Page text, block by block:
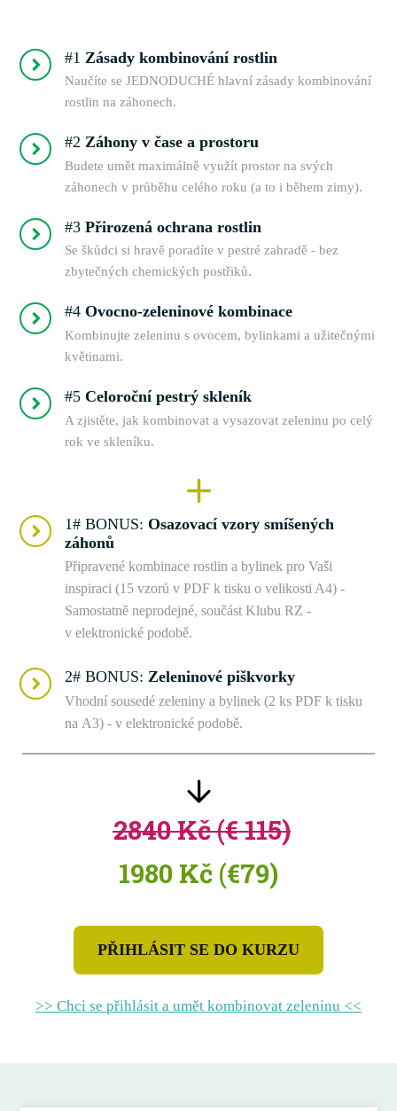
#1 Zásady kombinování rostlin
Naučíte se JEDNODUCHÉ hlavní zásady kombinování
rostlin na záhonech.
#2Záhony v čase a prostoru
Budete umět maximálně využít prostor na svých
záhonech v průběhu celého roku (a to i během zimy).
#3Přirozená ochrana rostlin
Se škůdci si hravě poradíte v pestré zahradě - bez
zbytečných chemických postřiků.
#4Ovocno-zeleninové kombinace
Kombinujte zeleninu s ovocem, bylinkami a užitečnými
květinami.
#5Celoroční pestrý skleník
A zjistěte, jak kombinovat a vysazovat zeleninu po celý
rok ve skleníku.
1# BONUS:Osazovací vzory smíšených
záhonů
Připravené kombinace rostlin a bylinek pro Vaši
inspiraci (15 vzorů v PDF k tisku o velikosti A4) -
Samostatně neprodejné, součást Klubu RZ -
v elektronické podobě.
2# BONUS:Zeleninové piškvorky
Vhodní sousedé zeleniny a bylinek (2 ks PDF k tisku
na A3) - v elektronické podobě.
2840 Kč (€ 115)
1980 Kč (€79)
PŘIHLÁSIT SE DO KURZU
>> Chci se přihlásit a umět kombinovat zeleninu <<